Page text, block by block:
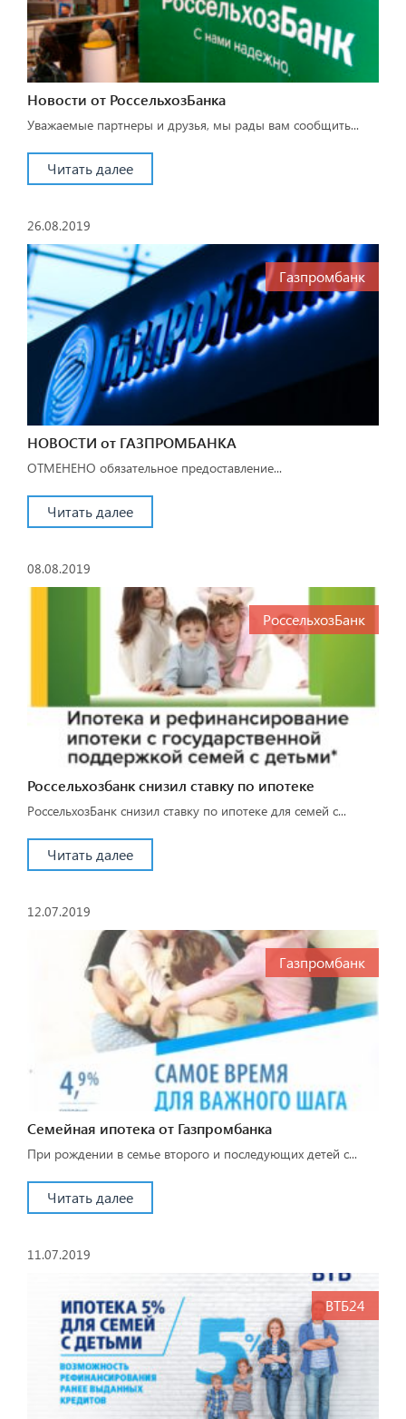
Новости от РоссельхозБанка
Уважаемые партнеры и друзья, мы рады вам сообщить...
Читать далее
26.08.2019
Газпромбанк
НОВОСТИ от ГАЗПРОМБАНКА
ОТМЕНЕНО обязательное предоставление...
Читать далее
08.08.2019
РоссельхозБанк
Россельхозбанк снизил ставку по ипотеке
РоссельхозБанк снизил ставку по ипотеке для семей с...
Читать далее
12.07.2019
Газпромбанк
Семейная ипотека от Газпромбанка
При рождении в семье второго и последующих детей с...
Читать далее
11.07.2019
ВТБ24